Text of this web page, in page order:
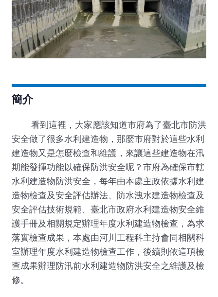
簡介
看到這裡，大家應該知道市府為了臺北市防洪
安全做了很多水利建造物，那麼市府對於這些水利
建造物又是怎麼檢查和維護，來讓這些建造物在汛
期能發揮功能以確保防洪安全呢？市府為確保市轄
水利建造物防洪安全，每年由本處主政依據水利建
造物檢查及安全評估辦法、防水洩水建造物檢查及
安全評估技術規範、臺北市政府水利建造物安全維
護手冊及相關規定辦理年度水利建造物檢查，為求
落實檢查成果，本處由河川工程科主持會同相關科
室辦理年度水利建造物檢查工作，後續則依這項檢
查成果辦理防汛前水利建造物防洪安全之維護及檢
修。